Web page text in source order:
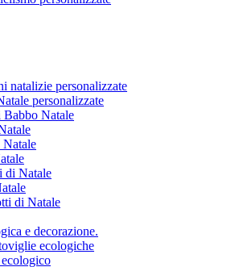
natalizie personalizzate
personalizzate
Natale
Natale
di Natale
di Natale
e decorazione.
ecologiche